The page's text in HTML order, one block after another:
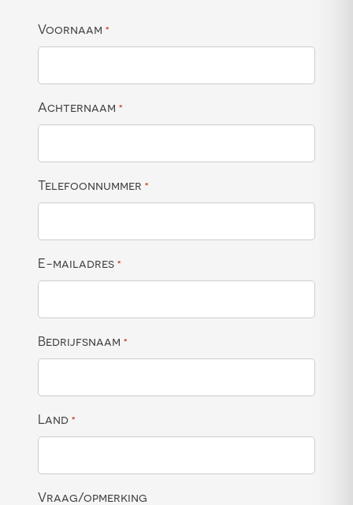
Voornaam *
Achternaam *
Telefoonnummer *
E-mailadres *
Bedrijfsnaam *
Land *
Vraag/opmerking